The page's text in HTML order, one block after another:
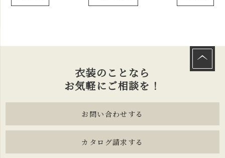
衣装のことなら
お気軽にご相談を！
お問い合わせする
カタログ請求する